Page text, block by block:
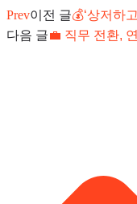
Prev이전 글💰‘상저하
다음 글💼 직무 전환,